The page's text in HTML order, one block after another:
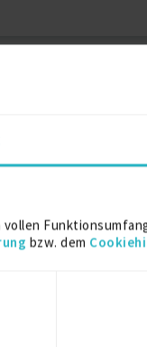
vollen
bzw. dem
and